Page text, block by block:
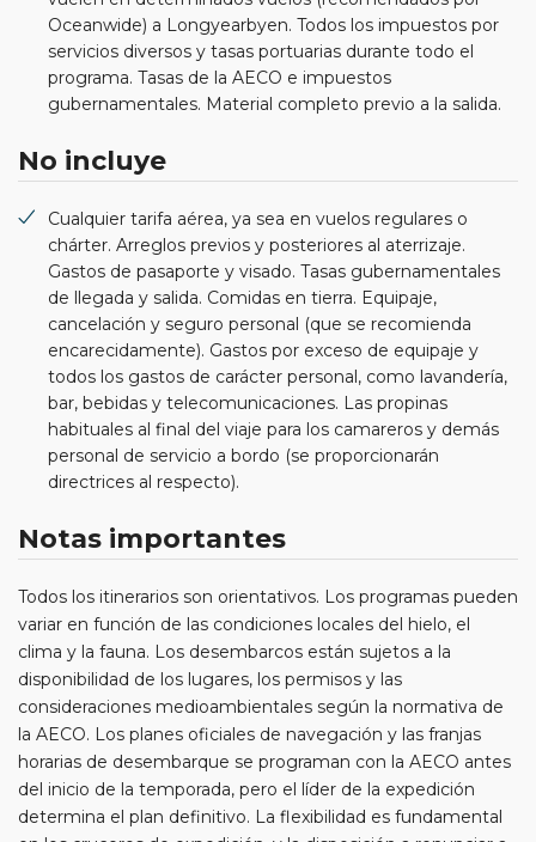
Oceanwide) a Longyearbyen. Todos los impuestos por
servicios diversos y tasas portuarias durante todo el
programa. Tasas de la AECO e impuestos
gubernamentales. Material completo previo a la salida.
No incluye
Cualquier tarifa aérea, ya sea en vuelos regulares o
chárter. Arreglos previos y posteriores al aterrizaje.
Gastos de pasaporte y visado. Tasas gubernamentales
de llegada y salida. Comidas en tierra. Equipaje,
cancelación y seguro personal (que se recomienda
encarecidamente). Gastos por exceso de equipaje y
todos los gastos de carácter personal, como lavandería,
bar, bebidas y telecomunicaciones. Las propinas
habituales al final del viaje para los camareros y demás
personal de servicio a bordo (se proporcionarán
directrices al respecto).
Notas importantes
Todos los itinerarios son orientativos. Los programas pueden
variar en función de las condiciones locales del hielo, el
clima y la fauna. Los desembarcos están sujetos a la
disponibilidad de los lugares, los permisos y las
consideraciones medioambientales según la normativa de
la AECO. Los planes oficiales de navegación y las franjas
horarias de desembarque se programan con la AECO antes
del inicio de la temporada, pero el líder de la expedición
determina el plan definitivo. La flexibilidad es fundamental